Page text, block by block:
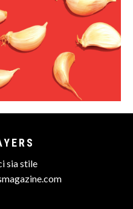
sia stile